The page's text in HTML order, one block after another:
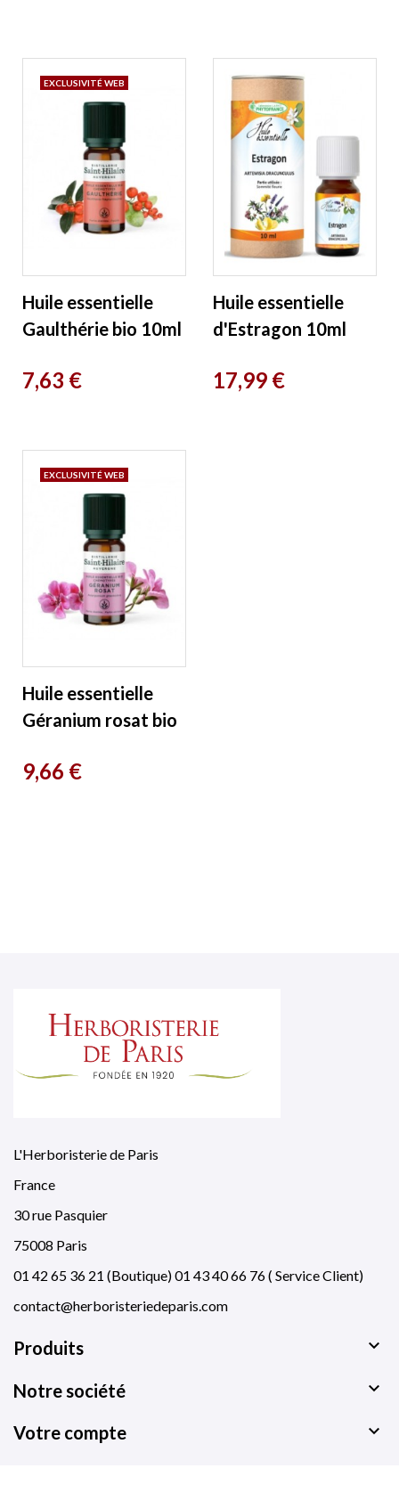
Huile essentielle
Gaulthérie bio 10ml
Hilaire
Prix
7,63 €
EXCLUSIVITÉ WEB
Huile essentielle
d'Estragon 10ml
Prix
17,99 €
Huile essentielle
Géranium rosat bio
Saint Hilaire
Prix
9,66 €
EXCLUSIVITÉ WEB
L'Herboristerie de Paris
France
30 rue Pasquier
75008 Paris
01 42 65 36 21 (Boutique) 01 43 40 66 76 ( Service Client)
contact@herboristeriedeparis.com
Produits 
Notre société 
Votre compte 